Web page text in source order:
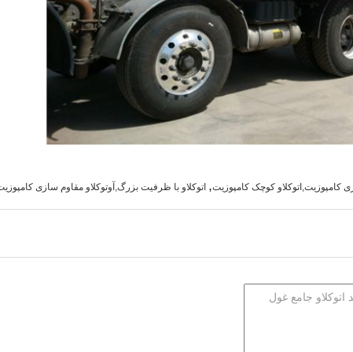
کامپوزیت,اتوکلاو کوچک کامپوزیت, اتوکلاو با ظرفیت بزرگ,آوتوکلاو مقاوم سازی